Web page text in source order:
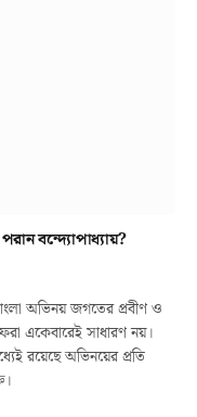
বন্দ্যোপাধ্যায়?
অভিনয় জগতের প্রবীণ ও
একেবারেই সাধারণ নয়।
রয়েছে অভিনয়ের প্রতি